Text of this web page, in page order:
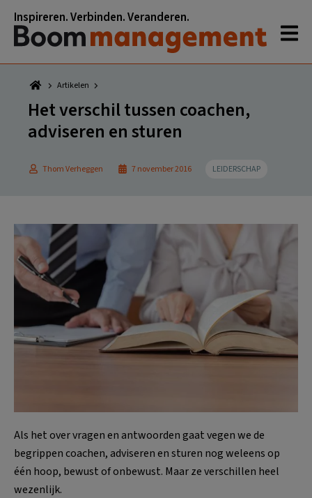
naar
hoofdnavigatie
naar
hoofd
inhoud
naar
eerste
sidebar
naar
voettekst
Inspireren. Verbinden. Veranderen.
Artikelen
Het verschil tussen coachen,
adviseren en sturen
Thom Verheggen 7 november 2016 LEIDERSCHAP
Als het over vragen en antwoorden gaat vegen we de
begrippen coachen, adviseren en sturen nog weleens op
één hoop, bewust of onbewust. Maar ze verschillen heel
wezenlijk.